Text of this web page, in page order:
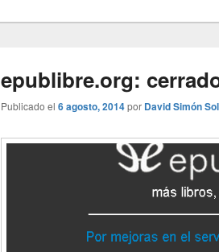
epublibre.org:
Publicado el 6 agosto, 2014por David Simón